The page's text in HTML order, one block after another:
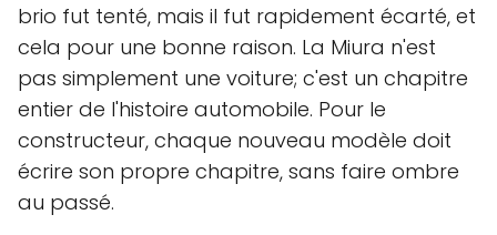
brio fut tenté, mais il fut rapidement écarté, et
cela pour une bonne raison. La Miura n'est
pas simplement une voiture; c'est un chapitre
entier de l'histoire automobile. Pour le
constructeur, chaque nouveau modèle doit
écrire son propre chapitre, sans faire ombre
au passé.